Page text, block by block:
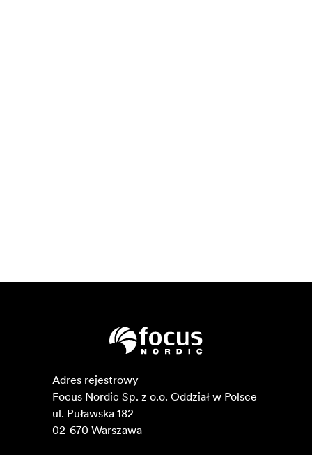
Adres rejestrowy
Focus Nordic Sp. z o.o. Oddział w Polsce
ul. Puławska 182
02-670 Warszawa